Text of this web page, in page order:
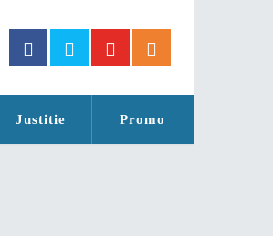
Justitie Promo